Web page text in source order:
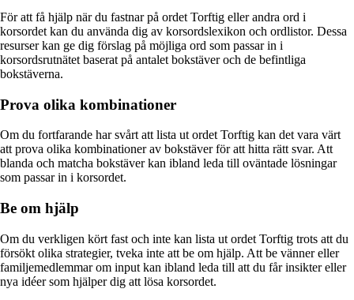
För att få hjälp när du fastnar på ordet Torftig eller andra ord i
korsordet kan du använda dig av korsordslexikon och ordlistor. Dessa
resurser kan ge dig förslag på möjliga ord som passar in i
korsordsrutnätet baserat på antalet bokstäver och de befintliga
bokstäverna.
Prova olika kombinationer
Om du fortfarande har svårt att lista ut ordet Torftig kan det vara värt
att prova olika kombinationer av bokstäver för att hitta rätt svar. Att
blanda och matcha bokstäver kan ibland leda till oväntade lösningar
som passar in i korsordet.
Be om hjälp
Om du verkligen kört fast och inte kan lista ut ordet Torftig trots att du
försökt olika strategier, tveka inte att be om hjälp. Att be vänner eller
familjemedlemmar om input kan ibland leda till att du får insikter eller
nya idéer som hjälper dig att lösa korsordet.